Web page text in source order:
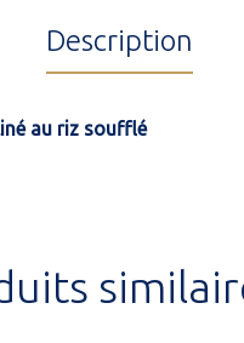
Description
au riz soufflé